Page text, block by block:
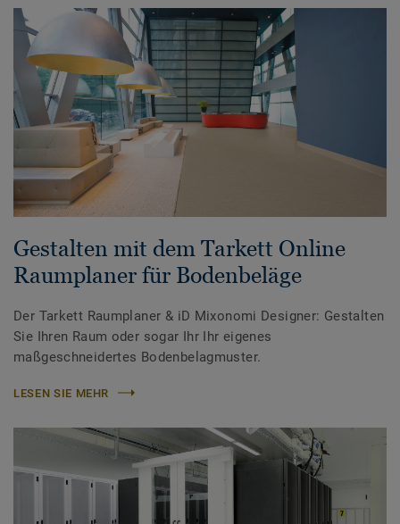
Gestalten mit dem Tarkett Online
Raumplaner für Bodenbeläge
Der Tarkett Raumplaner & iD Mixonomi Designer: Gestalten
Sie Ihren Raum oder sogar Ihr Ihr eigenes
maßgeschneidertes Bodenbelagmuster.
LESEN SIE MEHR